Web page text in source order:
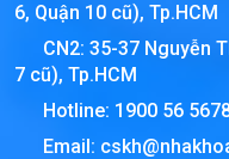
6, Quận 10 cũ), Tp.HCM
CN2: 35-37 Nguyễn
7 cũ), Tp.HCM
Hotline: 1900 56
Email: